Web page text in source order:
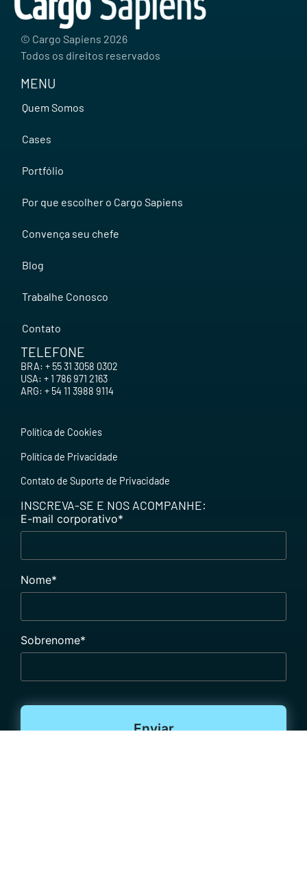
© Cargo Sapiens 2026
Todos os direitos reservados
MENU
Quem Somos
Cases
Portfólio
Por que escolher o Cargo Sapiens
Convença seu chefe
Blog
Trabalhe Conosco
Contato
TELEFONE
BRA: + 55 31 3058 0302
USA: + 1 786 971 2163
ARG: + 54 11 3988 9114
Política de Cookies
Política de Privacidade
Contato de Suporte de Privacidade
INSCREVA-SE E NOS ACOMPANHE:
E-mail corporativo*
Nome*
Sobrenome*